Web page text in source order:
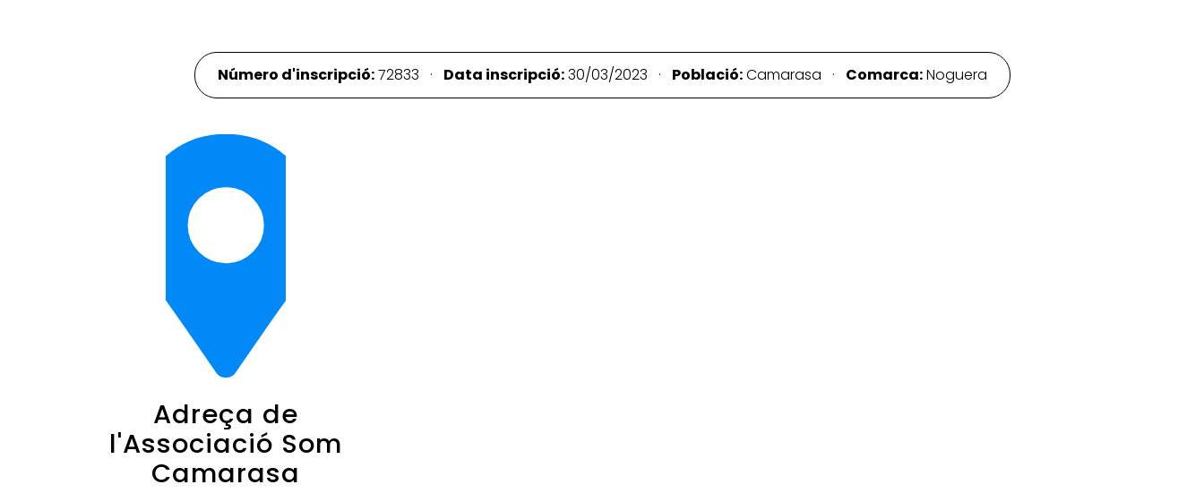
Número d'inscripció:72833 · Data inscripció:30/03/2023 · Població:Camarasa · Comarca:Noguera
Adreça de
l'Associació Som
Camarasa